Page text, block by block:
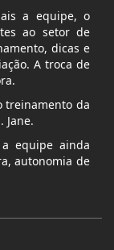
a equipe, o
ao setor de
dicas e
A troca de
treinamento da
Jane.
equipe ainda
autonomia de